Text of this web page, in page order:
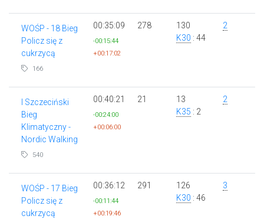
WOŚP - 18 Bieg
Policz się z
cukrzycą
166
00:35:09
-00:15:44
+00:17:02
278
130
K30 : 44
2
I Szczeciński
Bieg
Klimatyczny -
Nordic Walking
540
00:40:21
-00:24:00
+00:06:00
21
13
K35 : 2
2
WOŚP - 17 Bieg
Policz się z
cukrzycą
00:36:12
-00:11:44
+00:19:46
291
126
K30 : 46
3